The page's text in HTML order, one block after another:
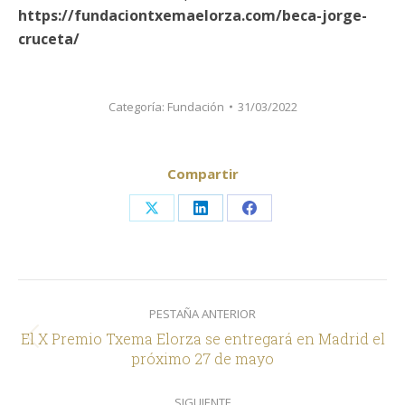
https://fundaciontxemaelorza.com/beca-jorge-
cruceta/
Categoría: Fundación 31/03/2022
Compartir
Share
X
Share
LinkedIn
Share
Facebook
comentarios
PESTAÑA ANTERIOR
Pestaña
anterior
El X Premio Txema Elorza se entregará en Madrid el
próximo 27 de mayo